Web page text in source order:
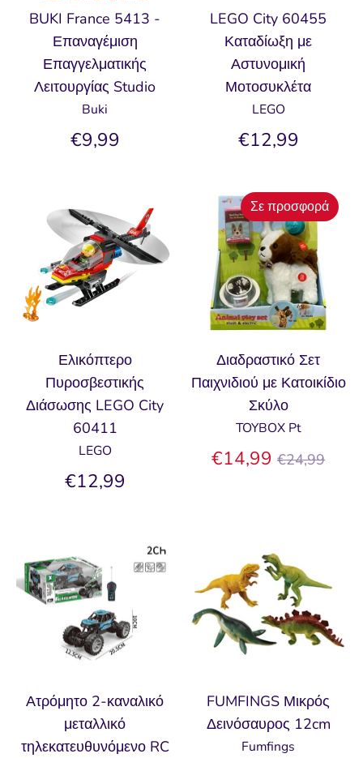
BUKI France 5413 -
Επαναγέμιση
Επαγγελματικής
Λειτουργίας Studio
Buki
€9,99
LEGO City 60455
Καταδίωξη με
Αστυνομική
Μοτοσυκλέτα
LEGO
€12,99
Ελικόπτερο
Πυροσβεστικής
Διάσωσης LEGO City
60411
LEGO
€12,99
Διαδραστικό Σετ
Παιχνιδιού με Κατοικίδιο
Σκύλο
TOYBOX Pt
€14,99 Κανονική
€24,99
Σε προσφορά
Ατρόμητο 2-καναλικό
μεταλλικό
τηλεκατευθυνόμενο RC
FUMFINGS Μικρός
Δεινόσαυρος 12cm
Fumfings